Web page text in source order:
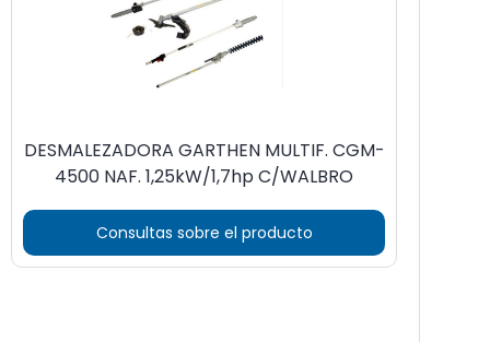
DESMALEZADORA GARTHEN MULTIF. CGM-
4500 NAF. 1,25kW/1,7hp C/WALBRO
Consultas sobre el producto